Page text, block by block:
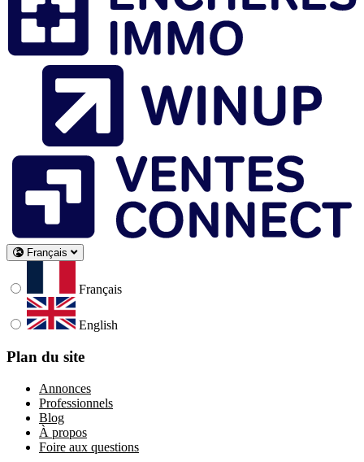
Français
Français
English
Plan du site
Annonces
Professionnels
Blog
À propos
Foire aux questions